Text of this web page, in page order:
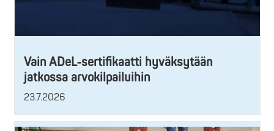
Vain ADeL-sertifikaatti hyväksytään
jatkossa arvokilpailuihin
23.7.2026